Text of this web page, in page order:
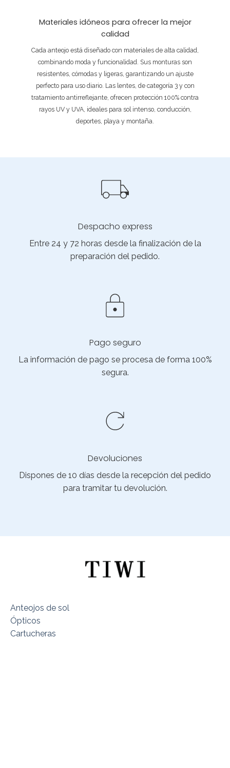
Materiales idóneos para ofrecer la mejor
calidad
Cada anteojo está diseñado con materiales de alta calidad,
combinando moda y funcionalidad. Sus monturas son
resistentes, cómodas y ligeras, garantizando un ajuste
perfecto para uso diario. Las lentes, de categoría 3 y con
tratamiento antirreflejante, ofrecen protección 100% contra
rayos UV y UVA, ideales para sol intenso, conducción,
deportes, playa y montaña.
Despacho express
Entre 24 y 72 horas desde la finalización de la
preparación del pedido.
Pago seguro
La información de pago se procesa de forma 100%
segura.
Devoluciones
Dispones de 10 días desde la recepción del pedido
para tramitar tu devolución.
Anteojos de sol
Ópticos
Cartucheras